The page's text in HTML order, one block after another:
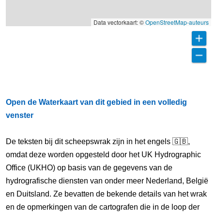
Data vectorkaart: ©OpenStreetMap-auteurs
Open de Waterkaart van dit gebied in een volledig
venster
De teksten bij dit scheepswrak zijn in het engels 🇬🇧,
omdat deze worden opgesteld door het UK Hydrographic
Office (UKHO) op basis van de gegevens van de
hydrografische diensten van onder meer Nederland, België
en Duitsland. Ze bevatten de bekende details van het wrak
en de opmerkingen van de cartografen die in de loop der